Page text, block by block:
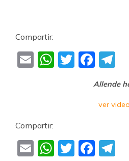
Compartir:
EmailWhatsApp
Twitter
Allende
ver video
Compartir:
EmailWhatsApp
Twitter